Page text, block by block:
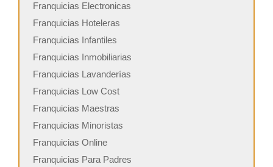
Franquicias Electronicas
Franquicias Hoteleras
Franquicias Infantiles
Franquicias Inmobiliarias
Franquicias Lavanderías
Franquicias Low Cost
Franquicias Maestras
Franquicias Minoristas
Franquicias Online
Franquicias Para Padres